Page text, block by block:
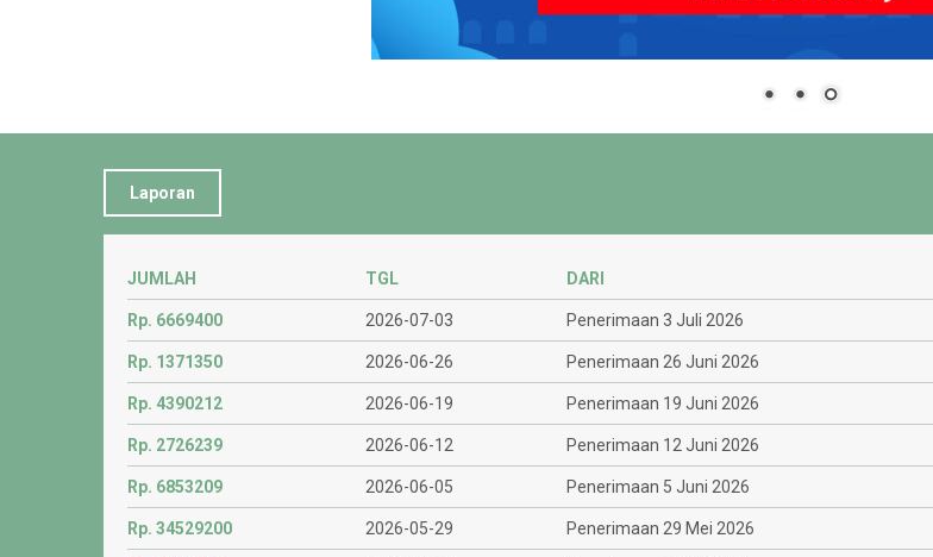
Laporan
JUMLAH TGL DARI
Rp. 6669400 2026-07-03 Penerimaan 3 Juli 2026
Rp. 1371350 2026-06-26 Penerimaan 26 Juni 2026
Rp. 4390212 2026-06-19 Penerimaan 19 Juni 2026
Rp. 2726239 2026-06-12 Penerimaan 12 Juni 2026
Rp. 6853209 2026-06-05 Penerimaan 5 Juni 2026
Rp. 34529200 2026-05-29 Penerimaan 29 Mei 2026
Bank Syariah Indonesia
Kode :
7009331028
(ZAKAT)
Bank Syariah Indonesia
Kode :